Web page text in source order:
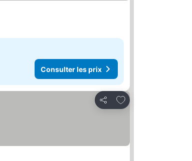
Consulter les prix
Partager
Ajouter à mes favoris